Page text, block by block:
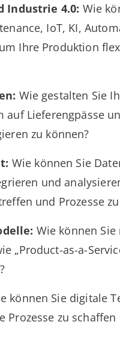
Industrie 4.0: Wie
IoT, KI,
Ihre Produktion
Wie gestalten Sie
auf Lieferengpässe
zu können?
Wie können Sie
und
und Prozesse
Wie können
„Product-as-a-
können Sie digitale
zu schaffen